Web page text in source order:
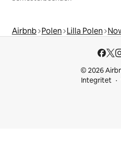
Airbnb Polen Lilla Polen
© 2026
Integritet